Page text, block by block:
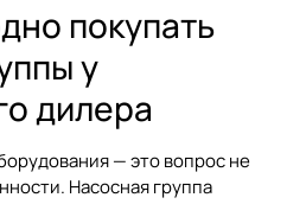
покупать
у
дилера
— это вопрос не
Насосная группа